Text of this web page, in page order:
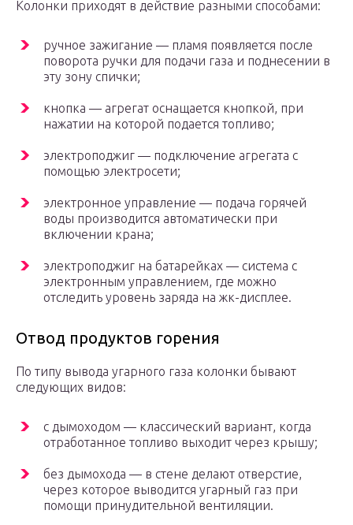
Колонки приходят в действие разными способами:
ручное зажигание — пламя появляется после
поворота ручки для подачи газа и поднесении в
эту зону спички;
кнопка — агрегат оснащается кнопкой, при
нажатии на которой подается топливо;
электроподжиг — подключение агрегата с
помощью электросети;
электронное управление — подача горячей
воды производится автоматически при
включении крана;
электроподжиг на батарейках — система с
электронным управлением, где можно
отследить уровень заряда на жк-дисплее.
Отвод продуктов горения
По типу вывода угарного газа колонки бывают
следующих видов:
с дымоходом — классический вариант, когда
отработанное топливо выходит через крышу;
без дымохода — в стене делают отверстие,
через которое выводится угарный газ при
помощи принудительной вентиляции.